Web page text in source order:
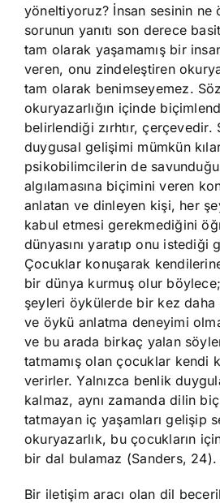
yöneltiyoruz? İnsan sesinin ne
sorunun yanıtı son derece
tam olarak yaşamamış bir
veren, onu zindeleştiren
tam olarak benimseyemez.
okuryazarlığın içinde
belirlendiği zırhtır,
duygusal gelişimi mümkün
psikobilimcilerin de
algılamasına biçimini veren
anlatan ve dinleyen kişi, her
kabul etmesi gerekmediğini
dünyasını yaratıp onu istediği
Çocuklar konuşarak
bir dünya kurmuş olur
şeyleri öykülerde bir kez daha
ve öykü anlatma deneyimi
ve bu arada birkaç yalan
tatmamış olan çocuklar kendi
verirler. Yalnızca benlik
kalmaz, aynı zamanda dilin
tatmayan iç yaşamları gelişip
okuryazarlık, bu çocukların
bir dal bulamaz (Sanders, 24).
Bir iletişim aracı olan dil